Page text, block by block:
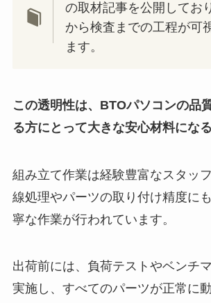
の取材記事を公開してお
から検査までの工程が可
ます。
この透明性は、BTOパソコンの品
る方にとって大きな安心材料になる
組み立て作業は経験豊富なスタッ
線処理やパーツの取り付け精度に
寧な作業が行われています。
出荷前には、負荷テストやベンチ
実施し、すべてのパーツが正常に